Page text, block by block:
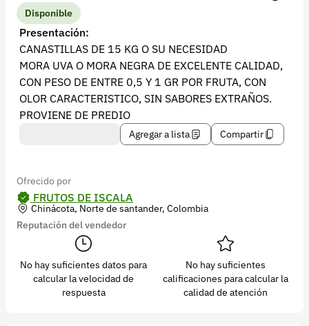
Disponible
Presentación:
CANASTILLAS DE 15 KG O SU NECESIDAD
MORA UVA O MORA NEGRA DE EXCELENTE CALIDAD,
CON PESO DE ENTRE 0,5 Y 1 GR POR FRUTA, CON
OLOR CARACTERISTICO, SIN SABORES EXTRAÑOS.
PROVIENE DE PREDIO
Agregar a lista Compartir
Ofrecido por
FRUTOS DE ISCALA
Chinácota, Norte de santander, Colombia
Reputación del vendedor
No hay suficientes datos para
calcular la velocidad de
respuesta
No hay suficientes
calificaciones para calcular la
calidad de atención
Contacto
Soporte
+57 323 2931928
contacto@croper.com
© 2026 Croper.com Todos los derechos reservados